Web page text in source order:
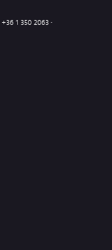
+36 1 350 2063 •